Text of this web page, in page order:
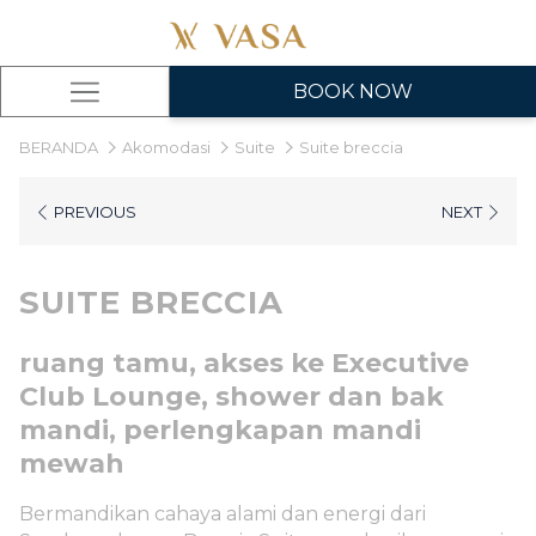
Hamburger BOOK NOW
BERANDA Akomodasi Suite Suite breccia
PREVIOUS NEXT
SUITE BRECCIA
ruang tamu, akses ke Executive
Club Lounge, shower dan bak
mandi, perlengkapan mandi
mewah
Bermandikan cahaya alami dan energi dari